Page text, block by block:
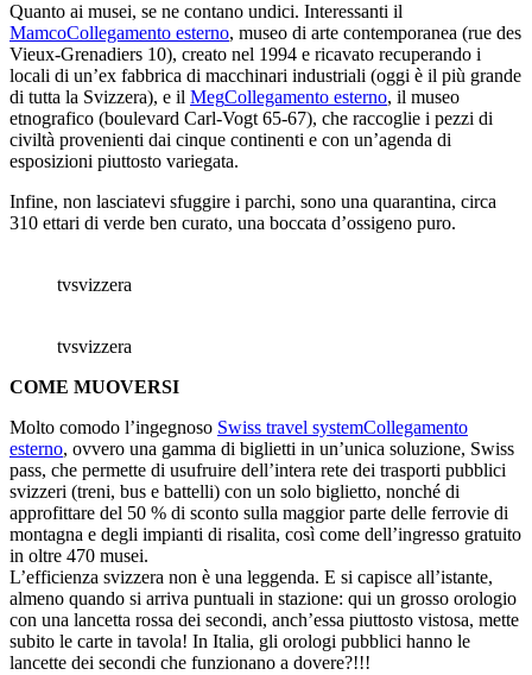
Quanto ai musei, se ne contano undici. Interessanti il
MamcoCollegamento esterno, museo di arte contemporanea (rue des
Vieux-Grenadiers 10), creato nel 1994 e ricavato recuperando i
locali di un’ex fabbrica di macchinari industriali (oggi è il più grande
di tutta la Svizzera), e il MegCollegamento esterno, il museo
etnografico (boulevard Carl-Vogt 65-67), che raccoglie i pezzi di
civiltà provenienti dai cinque continenti e con un’agenda di
esposizioni piuttosto variegata.
Infine, non lasciatevi sfuggire i parchi, sono una quarantina, circa
310 ettari di verde ben curato, una boccata d’ossigeno puro.
tvsvizzera
tvsvizzera
COME MUOVERSI
Molto comodo l’ingegnoso Swiss travel systemCollegamento
esterno, ovvero una gamma di biglietti in un’unica soluzione, Swiss
pass, che permette di usufruire dell’intera rete dei trasporti pubblici
svizzeri (treni, bus e battelli) con un solo biglietto, nonché di
approfittare del 50 % di sconto sulla maggior parte delle ferrovie di
montagna e degli impianti di risalita, così come dell’ingresso gratuito
in oltre 470 musei.
L’efficienza svizzera non è una leggenda. E si capisce all’istante,
almeno quando si arriva puntuali in stazione: qui un grosso orologio
con una lancetta rossa dei secondi, anch’essa piuttosto vistosa, mette
subito le carte in tavola! In Italia, gli orologi pubblici hanno le
lancette dei secondi che funzionano a dovere?!!!